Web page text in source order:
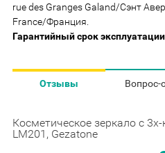
rue des Granges Galand/Сэнт
France/Франция.
Гарантийный срок эксплуатации
Отзывы Вопрос-
Косметическое зеркало с
LM201, Gezatone